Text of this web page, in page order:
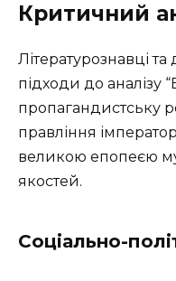
Критичний
Літературознавці
підходи до аналізу
пропагандистську
правління
великою епопеєю
якостей.
Соціально-